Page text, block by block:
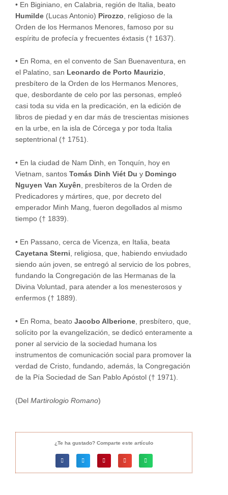
• En Biginiano, en Calabria, región de Italia, beato
Humilde (Lucas Antonio) Pirozzo , religioso de la
Orden de los Hermanos Menores, famoso por su
espíritu de profecía y frecuentes éxtasis († 1637).
• En Roma, en el convento de San Buenaventura, en
el Palatino, san Leonardo de Porto Maurizio,
presbítero de la Orden de los Hermanos Menores,
que, desbordante de celo por las personas, empleó
casi toda su vida en la predicación, en la edición de
libros de piedad y en dar más de trescientas misiones
en la urbe, en la isla de Córcega y por toda Italia
septentrional († 1751).
• En la ciudad de Nam Dinh, en Tonquín, hoy en
Vietnam, santos Tomás Dinh Viét Du y Domingo
Nguyen Van Xuyên, presbíteros de la Orden de
Predicadores y mártires, que, por decreto del
emperador Minh Mang, fueron degollados al mismo
tiempo († 1839).
• En Passano, cerca de Vicenza, en Italia, beata
Cayetana Sterni, religiosa, que, habiendo enviudado
siendo aún joven, se entregó al servicio de los pobres,
fundando la Congregación de las Hermanas de la
Divina Voluntad, para atender a los menesterosos y
enfermos († 1889).
• En Roma, beato Jacobo Alberione, presbítero, que,
solícito por la evangelización, se dedicó enteramente a
poner al servicio de la sociedad humana los
instrumentos de comunicación social para promover la
verdad de Cristo, fundando, además, la Congregación
de la Pía Sociedad de San Pablo Apóstol († 1971).
(Del Martirologio Romano)
¿Te ha gustado? Comparte este artículo